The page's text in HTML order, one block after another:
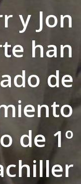
y Jon
han
de
de 1º